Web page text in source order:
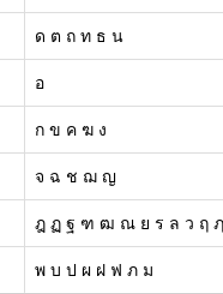
ด ต ถ ท ธ น
อ
ก ข ค ฆ ง
จ ฉ ช ฌ ญ
ฎ ฏ ฐ ฑ ฒ ณ ย ร ล ว ฤ ฦ
พ บ ป ผ ฝ ฟ ภ ม